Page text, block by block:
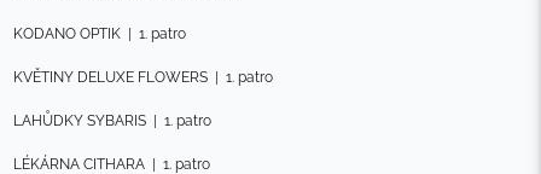
KODANO OPTIK | 1. patro
KVĚTINY DELUXE FLOWERS | 1. patro
LAHŮDKY SYBARIS | 1. patro
LÉKÁRNA CITHARA | 1. patro